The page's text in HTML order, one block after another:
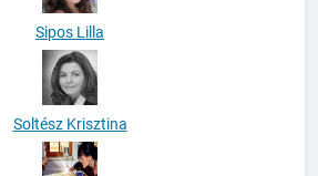
Sipos Lilla
Soltész Krisztina